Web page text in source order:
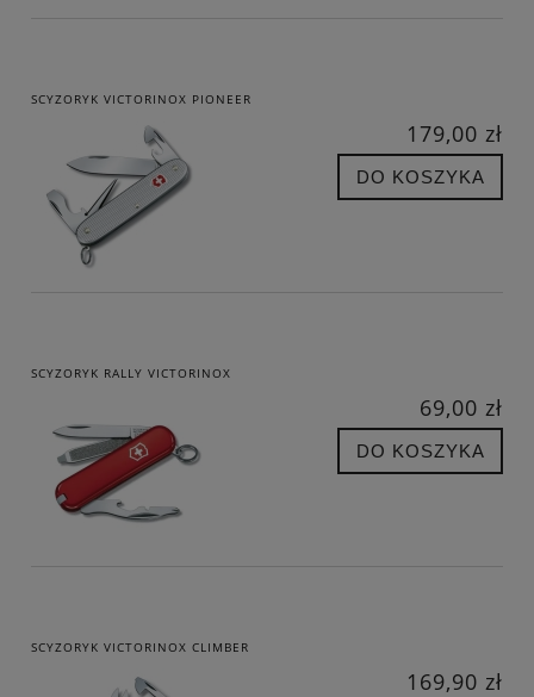
SCYZORYK VICTORINOX PIONEER
179,00 zł
DO KOSZYKA
SCYZORYK RALLY VICTORINOX
69,00 zł
DO KOSZYKA
SCYZORYK VICTORINOX CLIMBER
169,90 zł